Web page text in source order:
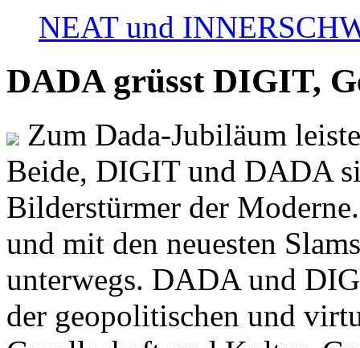
NEAT und
DADA grüsst DIGIT,
Zum Dada-Jubiläum
Beide, DIGIT und DADA
Bilderstürmer der
und mit den neuesten
unterwegs. DADA und
der geopolitischen und